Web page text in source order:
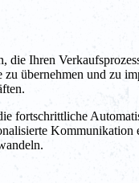
die Ihren
übernehmen und zu
fortschrittliche